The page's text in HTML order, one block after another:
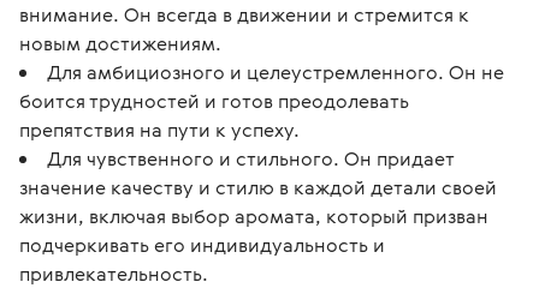
внимание. Он всегда в движении и стремится к
новым достижениям.
Для амбициозного и целеустремленного. Он не
боится трудностей и готов преодолевать
препятствия на пути к успеху.
Для чувственного и стильного. Он придает
значение качеству и стилю в каждой детали своей
жизни, включая выбор аромата, который призван
подчеркивать его индивидуальность и
привлекательность.